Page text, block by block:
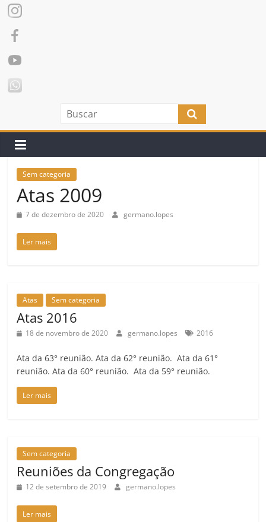
Sem categoria
Atas 2009
7 de dezembro de 2020 germano.lopes
Ler mais
Atas Sem categoria
Atas 2016
18 de novembro de 2020 germano.lopes 2016
Ata da 63° reunião. Ata da 62° reunião. Ata da 61°
reunião. Ata da 60° reunião. Ata da 59° reunião.
Ler mais
Sem categoria
Reuniões da Congregação
12 de setembro de 2019 germano.lopes
Ler mais